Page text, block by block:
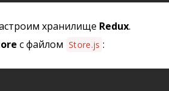
хранилище Redux.
с файлом Store.js :